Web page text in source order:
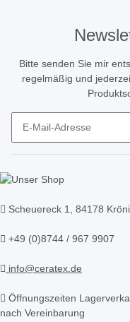
Bitte senden Sie mir
regelmäßig und
Scheuereck 1, 84178
+49 (0)8744 / 967 9907
info@ceratex.de
Öffnungszeiten
nach Vereinbarung